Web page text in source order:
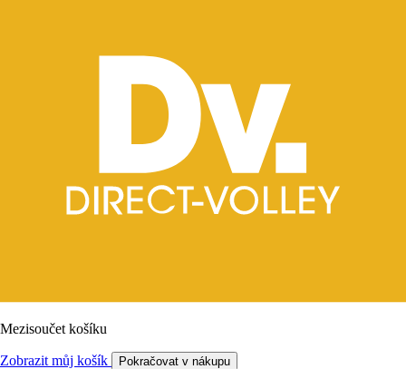
Mezisoučet košíku
Zobrazit můj košík Pokračovat v nákupu